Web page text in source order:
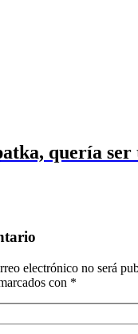
quería
electrónico no será
con *